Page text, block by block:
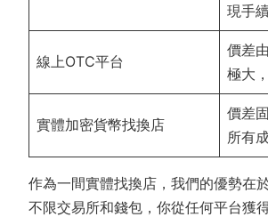
現手續
線上OTC平台
價差
極大
實體加密貨幣找換店
價差
所有
作為一間實體找換店，我們的優勢在
不限交易所和錢包，你從任何平台獲